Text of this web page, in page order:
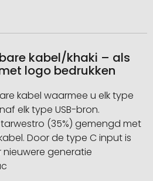
kabel/khaki – als
logo bedrukken
kabel waarmee u elk type
elk type USB-bron.
(35%) gemengd met
Door de type C input is
generatie